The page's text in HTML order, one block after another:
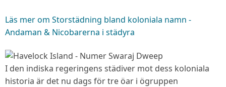
Läs merom Storstädning bland koloniala namn -
Andaman & Nicobarerna i städyra
I den indiska regeringens städiver mot dess koloniala
historia är det nu dags för tre öar i ögruppen